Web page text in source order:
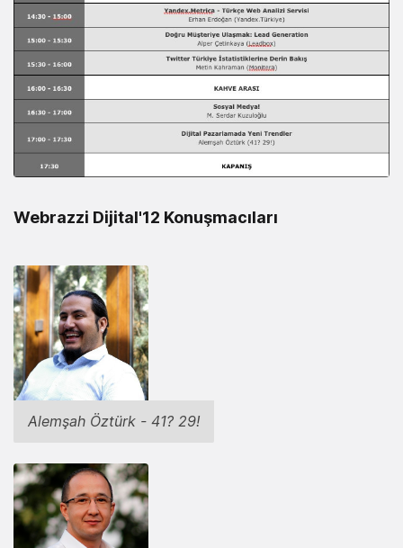
Webrazzi Dijital'12 Konuşmacıları
Alemşah Öztürk - 41? 29!